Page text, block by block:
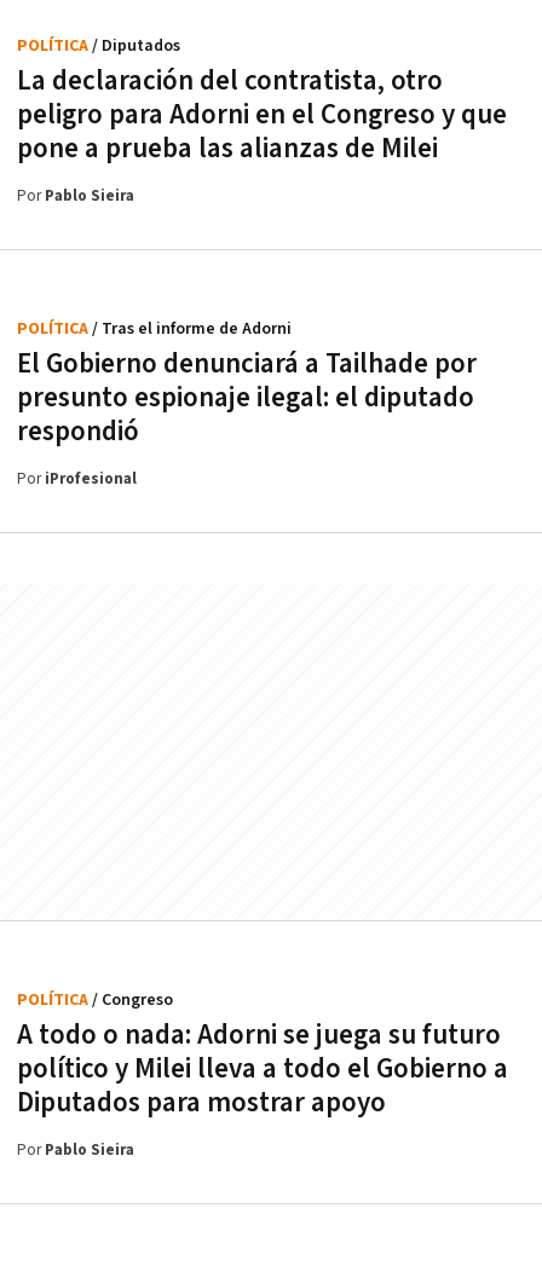
La declaración del contratista, otro
peligro para Adorni en el Congreso y que
pone a prueba las alianzas de Milei
POLÍTICA/ Diputados
PorPablo Sieira
El Gobierno denunciará a Tailhade por
presunto espionaje ilegal: el diputado
respondió
POLÍTICA/ Tras el informe de Adorni
PoriProfesional
A todo o nada: Adorni se juega su futuro
político y Milei lleva a todo el Gobierno a
Diputados para mostrar apoyo
POLÍTICA/ Congreso
PorPablo Sieira